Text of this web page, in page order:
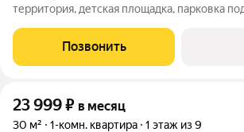
территория, детская площадка, парковка
Позвонить
23 999₽ в месяц
30 м² 1-комн. квартира 1 этаж из 9